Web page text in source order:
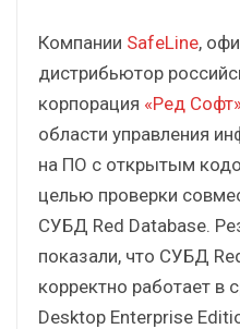
Компании SafeLine,
дистрибьютор
корпорация «Ред
области управления
на ПО с открытым
целью проверки
СУБД Red Database.
показали, что СУБД
корректно работает в
Desktop Enterprise